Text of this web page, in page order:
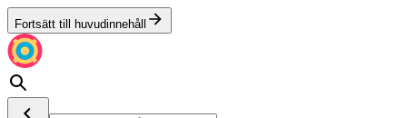
Fortsätt till huvudinnehåll